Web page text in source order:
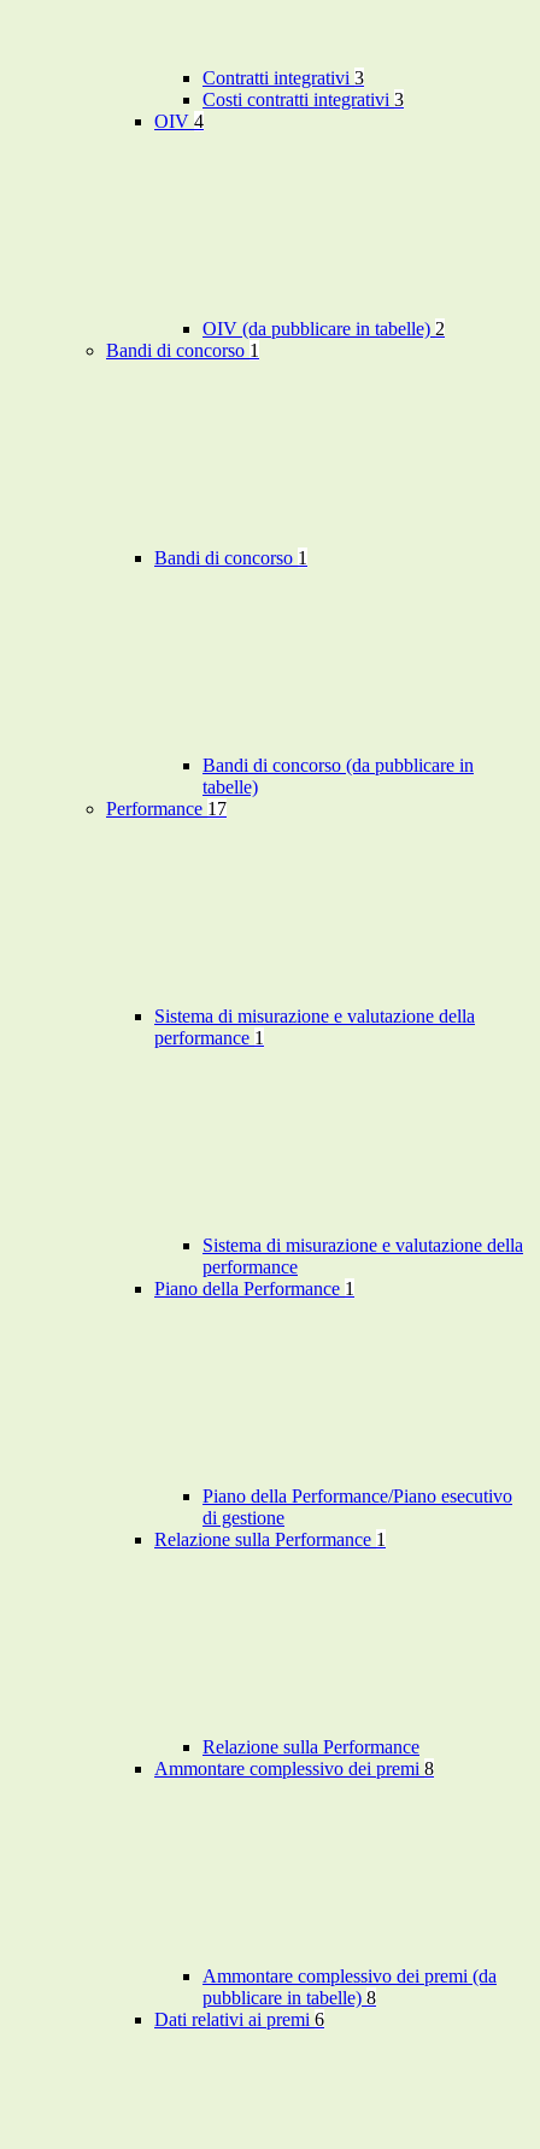
Contratti integrativi 3
Costi contratti integrativi 3
OIV 4
OIV (da pubblicare in tabelle) 2
Bandi di concorso 1
Bandi di concorso 1
Bandi di concorso (da pubblicare in
tabelle)
Performance 17
Sistema di misurazione e valutazione della
performance 1
Sistema di misurazione e valutazione della
performance
Piano della Performance 1
Piano della Performance/Piano esecutivo
di gestione
Relazione sulla Performance 1
Relazione sulla Performance
Ammontare complessivo dei premi 8
Ammontare complessivo dei premi (da
pubblicare in tabelle) 8
Dati relativi ai premi 6